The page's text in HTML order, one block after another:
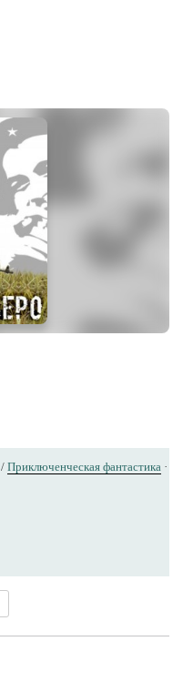
/ Приключенческая фантастика ·